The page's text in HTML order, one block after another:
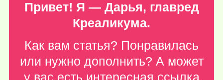
Привет! Я — Дарья, главред
Креаликума.
Как вам статья? Понравилась
или нужно дополнить? А может
у вас есть интересная ссылка